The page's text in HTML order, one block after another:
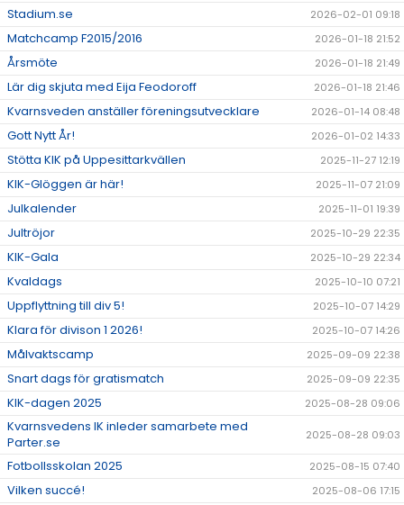
Stadium.se 2026-02-01 09:18
Matchcamp F2015/2016 2026-01-18 21:52
Årsmöte 2026-01-18 21:49
Lär dig skjuta med Eija Feodoroff 2026-01-18 21:46
Kvarnsveden anställer föreningsutvecklare 2026-01-14 08:48
Gott Nytt År! 2026-01-02 14:33
Stötta KIK på Uppesittarkvällen 2025-11-27 12:19
KIK-Glöggen är här! 2025-11-07 21:09
Julkalender 2025-11-01 19:39
Jultröjor 2025-10-29 22:35
KIK-Gala 2025-10-29 22:34
Kvaldags 2025-10-10 07:21
Uppflyttning till div 5! 2025-10-07 14:29
Klara för divison 1 2026! 2025-10-07 14:26
Målvaktscamp 2025-09-09 22:38
Snart dags för gratismatch 2025-09-09 22:35
KIK-dagen 2025 2025-08-28 09:06
Kvarnsvedens IK inleder samarbete med
Parter.se
2025-08-28 09:03
Fotbollsskolan 2025 2025-08-15 07:40
Vilken succé! 2025-08-06 17:15